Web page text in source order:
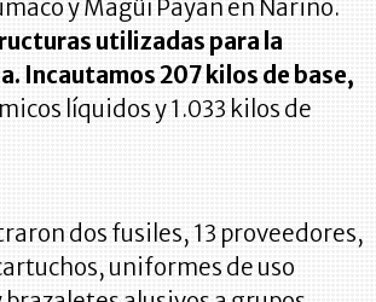
y Magüí Payán en Nariño.
utilizadas para la
Incautamos 207 kilos de base,
líquidos y 1.033 kilos de
dos fusiles, 13 proveedores,
uniformes de uso